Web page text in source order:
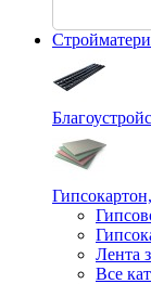
Лента
Все